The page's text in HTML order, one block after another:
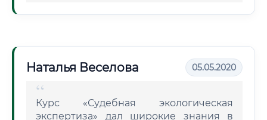
Наталья Веселова 05.05.2020
Курс «Судебная экологическая
экспертиза» дал широкие знания в